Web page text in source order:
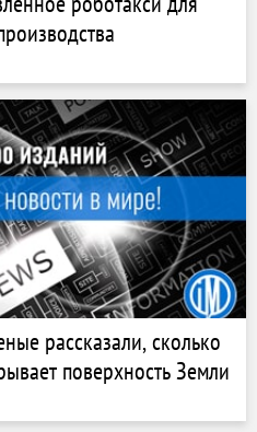
рассказали, сколько
поверхность Земли